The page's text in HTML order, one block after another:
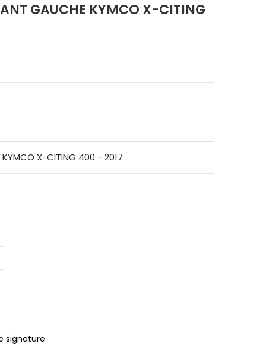
GAUCHE KYMCO X-CITING
X-CITING 400 - 2017
signature